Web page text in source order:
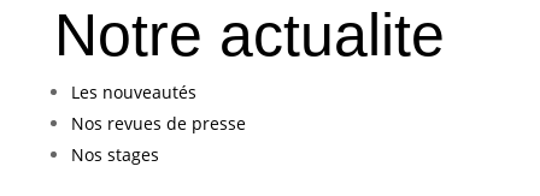
Notre actualite
Les nouveautés
Nos revues de presse
Nos stages